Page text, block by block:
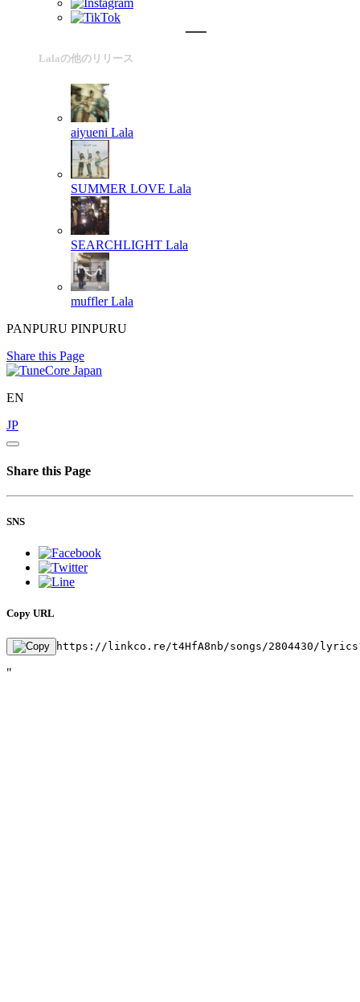
Lalaの他のリリース
aiyueni Lala
SUMMER LOVE Lala
SEARCHLIGHT Lala
muffler Lala
PANPURU PINPURU
Share this Page
EN
JP
Share this Page
SNS
Copy URL
https://linkco.re/t4HfA8nb/songs/2804430/
"